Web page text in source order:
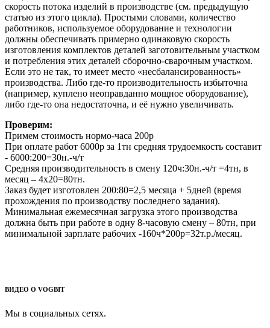
скорость потока изделий в производстве (см. предыдущую
статью из этого цикла). Простыми словами, количество
работников, используемое оборудование и технологии
должны обеспечивать примерно одинаковую скорость
изготовления комплектов деталей заготовительным участком
и потребления этих деталей сборочно-сварочным участком.
Если это не так, то имеет место «несбалансированность»
производства. Либо где-то производительность избыточна
(например, куплено неоправданно мощное оборудование),
либо где-то она недостаточна, и её нужно увеличивать.
Проверим:
Примем стоимость нормо-часа 200р
При оплате работ 6000р за 1тн средняя трудоемкость составит
- 6000:200=30н.-ч/т
Средняя производительность в смену 120ч:30н.-ч/т =4тн, в
месяц – 4х20=80тн.
Заказ будет изготовлен 200:80=2,5 месяца + 5дней (время
прохождения по производству последнего задания).
Минимальная ежемесячная загрузка этого производства
должна быть при работе в одну 8-часовую смену – 80тн, при
минимальной зарплате рабочих -160ч*200р=32т.р./месяц.
ВИДЕО О VOGBIT
Мы в социальных сетях.